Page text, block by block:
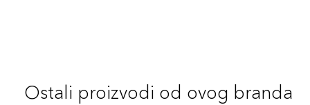
Ostali proizvodi od ovog branda